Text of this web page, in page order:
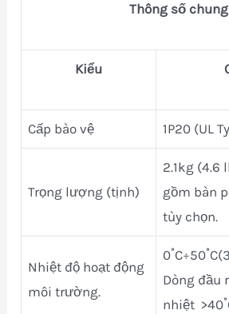
Thông số chung
Kiểu
Cấp bào vệ 1P20 (UL
Trọng lượng (tịnh)
2.1kg (4.6
gồm bàn
tùy chọn.
Nhiệt độ hoạt động
môi trường.
Dòng đầu
nhiệt